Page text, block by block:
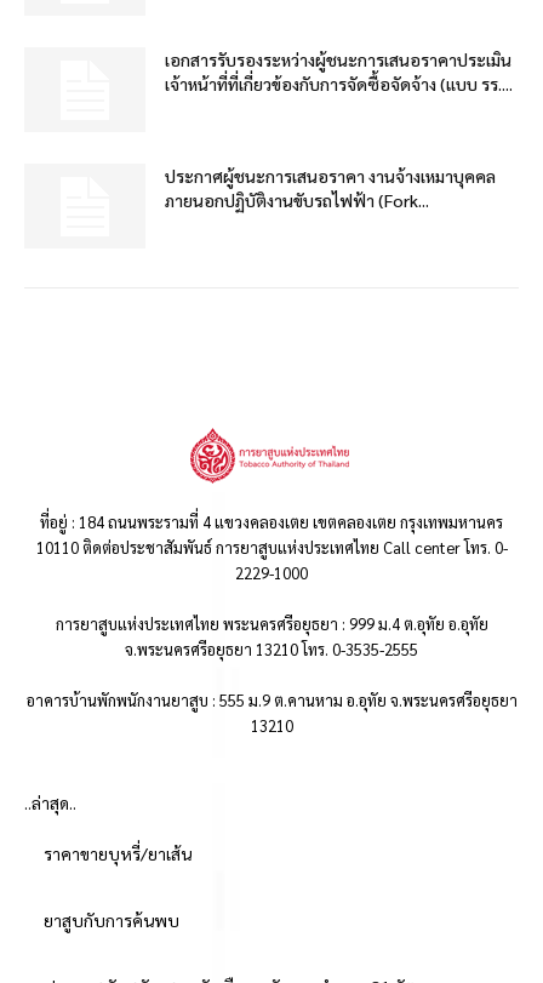
เอกสารรับรองระหว่างผู้ชนะการเสนอราคาประเมิน
เจ้าหน้าที่ที่เกี่ยวข้องกับการจัดซื้อจัดจ้าง (แบบ รร....
ประกาศผู้ชนะการเสนอราคา งานจ้างเหมาบุคคล
ภายนอกปฏิบัติงานขับรถไฟฟ้า (Fork...
ที่อยู่ : 184 ถนนพระรามที่ 4 แขวงคลองเตย เขตคลองเตย กรุงเทพมหานคร
10110 ติดต่อประชาสัมพันธ์ การยาสูบแห่งประเทศไทย Call center โทร. 0-
2229-1000
การยาสูบแห่งประเทศไทย พระนครศรีอยุธยา : 999 ม.4 ต.อุทัย อ.อุทัย
จ.พระนครศรีอยุธยา 13210 โทร. 0-3535-2555
อาคารบ้านพักพนักงานยาสูบ : 555 ม.9 ต.คานหาม อ.อุทัย จ.พระนครศรีอยุธยา
13210
..ล่าสุด..
ราคาขายบุหรี่/ยาเส้น
ยาสูบกับการค้นพบ